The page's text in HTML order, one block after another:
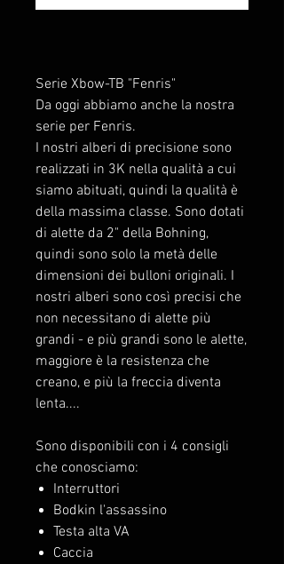
Serie Xbow-TB "Fenris"
Da oggi abbiamo anche la nostra
serie per Fenris.
I nostri alberi di precisione sono
realizzati in 3K nella qualità a cui
siamo abituati, quindi la qualità è
della massima classe. Sono dotati
di alette da 2" della Bohning,
quindi sono solo la metà delle
dimensioni dei bulloni originali. I
nostri alberi sono così precisi che
non necessitano di alette più
grandi - e più grandi sono le alette,
maggiore è la resistenza che
creano, e più la freccia diventa
lenta....
Sono disponibili con i 4 consigli
che conosciamo:
Interruttori
Bodkin l'assassino
Testa alta VA
Caccia